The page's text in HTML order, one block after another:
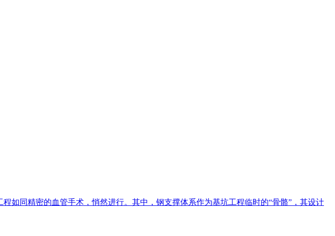
如同精密的血管手术，悄然进行。其中，钢支撑体系作为基坑工程临时的“骨骼”，其设计